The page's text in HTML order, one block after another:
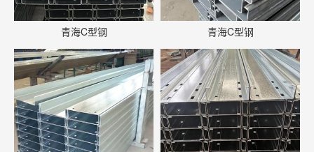
青海C型钢 青海C型钢